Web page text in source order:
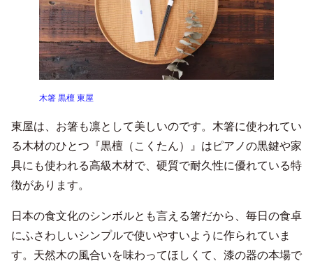
木箸 黒檀 東屋
東屋は、お箸も凛として美しいのです。木箸に使われてい
る木材のひとつ『黒檀（こくたん）』はピアノの黒鍵や家
具にも使われる高級木材で、硬質で耐久性に優れている特
徴があります。
日本の食文化のシンボルとも言える箸だから、毎日の食卓
にふさわしいシンプルで使いやすいように作られていま
す。天然木の風合いを味わってほしくて、漆の器の本場で